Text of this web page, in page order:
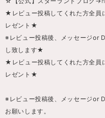
★レビュー投稿してくれた方全
レゼント★
※レビュー投稿後、メッセージor
し致します★
★レビュー投稿してくれた方全
レゼント★
※レビュー投稿後、メッセージor
お願いします。